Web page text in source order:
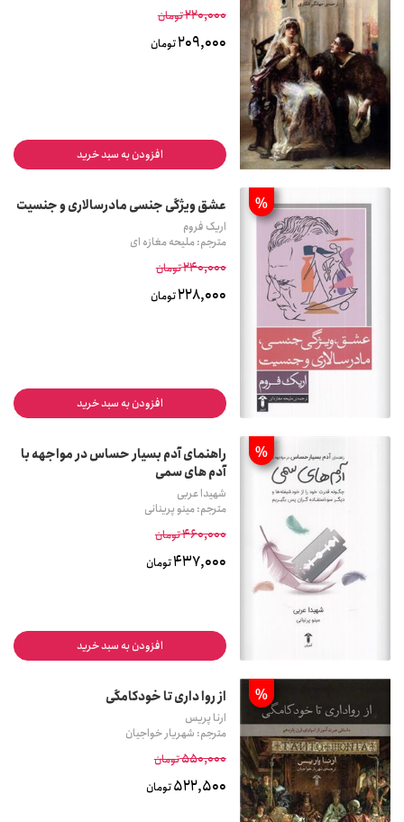
220,000تومان
209,000تومان
افزودن به سبد خرید
% عشق ویژگی جنسی مادرسالاری و جنسیت
اریک فروم
مترجم: ملیحه مغازه ای
240,000تومان
228,000تومان
افزودن به سبد خرید
%
راهنمای آدم بسیار حساس در مواجهه با
آدم های سمی
شهیدا عربی
مترجم: مینو پرینانی
460,000تومان
437,000تومان
افزودن به سبد خرید
% از روا داری تا خودکامگی
ارنا پریس
مترجم: شهریار خواجیان
550,000تومان
522,500تومان